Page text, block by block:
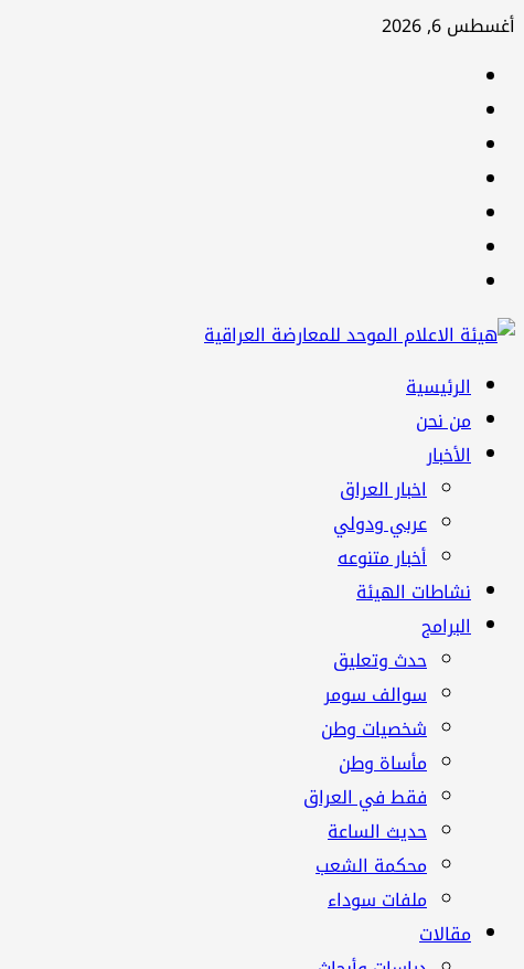
تخطي
أغسطس 6, 2026
القائمة
الرئيسية
الرئيسية
من نحن
الأخبار
اخبار العراق
عربي ودولي
أخبار متنوعه
نشاطات الهيئة
البرامج
حدث وتعليق
سوالف سومر
شخصيات وطن
مأساة وطن
فقط في العراق
حديث الساعة
محكمة الشعب
ملفات سوداء
مقالات